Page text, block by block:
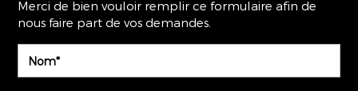
Merci de bien vouloir remplir ce formulaire afin de
nous faire part de vos demandes.